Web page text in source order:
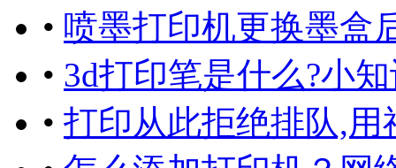
• 喷墨打印机更换墨盒
• 3d打印笔是什么?小
• 打印从此拒绝排队,